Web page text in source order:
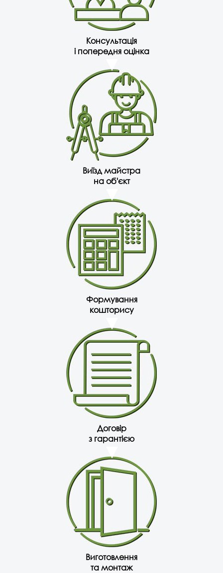
Консультація
і попередня оцінка
Виїзд майстра
на об'єкт
Формування
кошторису
Договір
з гарантією
Виготовлення
та монтаж